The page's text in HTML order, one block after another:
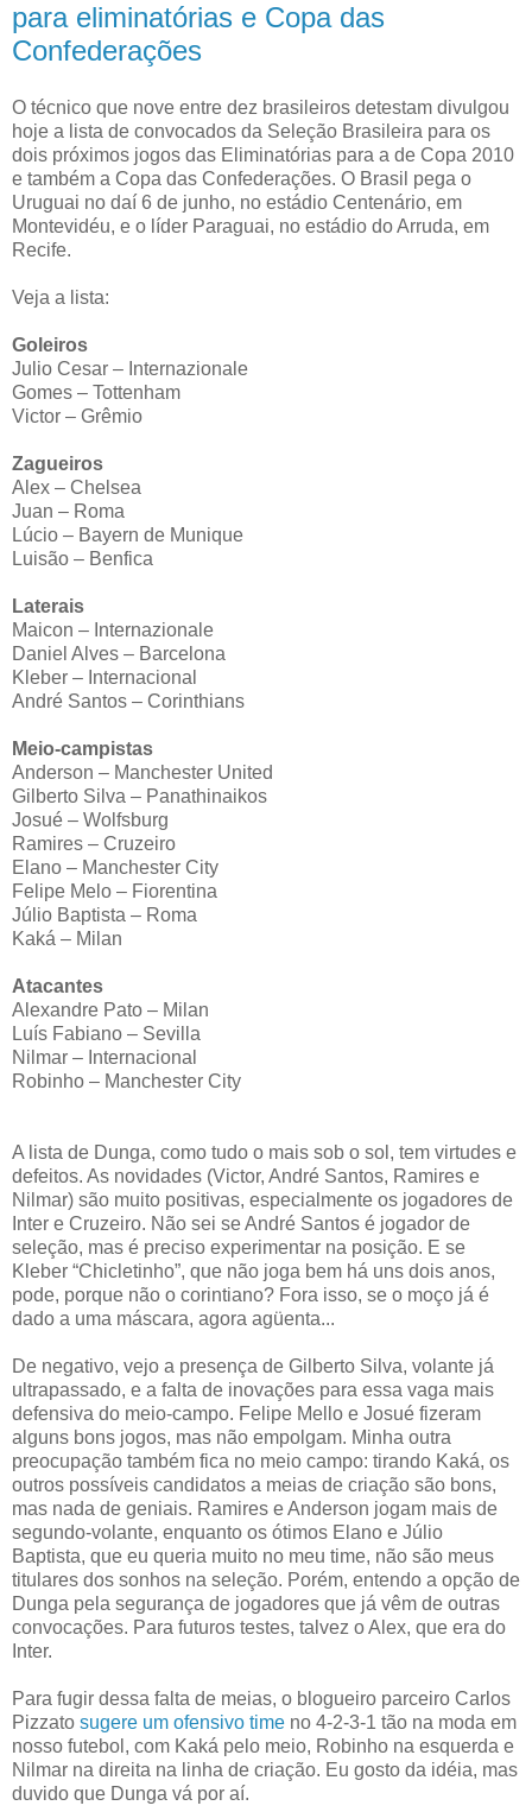
para eliminatórias e Copa das
Confederações
O técnico que nove entre dez brasileiros detestam divulgou
hoje a lista de convocados da Seleção Brasileira para os
dois próximos jogos das Eliminatórias para a de Copa 2010
e também a Copa das Confederações. O Brasil pega o
Uruguai no daí 6 de junho, no estádio Centenário, em
Montevidéu, e o líder Paraguai, no estádio do Arruda, em
Recife.
Veja a lista:
Goleiros
Julio Cesar – Internazionale
Gomes – Tottenham
Victor – Grêmio
Zagueiros
Alex – Chelsea
Juan – Roma
Lúcio – Bayern de Munique
Luisão – Benfica
Laterais
Maicon – Internazionale
Daniel Alves – Barcelona
Kleber – Internacional
André Santos – Corinthians
Meio-campistas
Anderson – Manchester United
Gilberto Silva – Panathinaikos
Josué – Wolfsburg
Ramires – Cruzeiro
Elano – Manchester City
Felipe Melo – Fiorentina
Júlio Baptista – Roma
Kaká – Milan
Atacantes
Alexandre Pato – Milan
Luís Fabiano – Sevilla
Nilmar – Internacional
Robinho – Manchester City
A lista de Dunga, como tudo o mais sob o sol, tem virtudes e
defeitos. As novidades (Victor, André Santos, Ramires e
Nilmar) são muito positivas, especialmente os jogadores de
Inter e Cruzeiro. Não sei se André Santos é jogador de
seleção, mas é preciso experimentar na posição. E se
Kleber “Chicletinho”, que não joga bem há uns dois anos,
pode, porque não o corintiano? Fora isso, se o moço já é
dado a uma máscara, agora agüenta...
De negativo, vejo a presença de Gilberto Silva, volante já
ultrapassado, e a falta de inovações para essa vaga mais
defensiva do meio-campo. Felipe Mello e Josué fizeram
alguns bons jogos, mas não empolgam. Minha outra
preocupação também fica no meio campo: tirando Kaká, os
outros possíveis candidatos a meias de criação são bons,
mas nada de geniais. Ramires e Anderson jogam mais de
segundo-volante, enquanto os ótimos Elano e Júlio
Baptista, que eu queria muito no meu time, não são meus
titulares dos sonhos na seleção. Porém, entendo a opção de
Dunga pela segurança de jogadores que já vêm de outras
convocações. Para futuros testes, talvez o Alex, que era do
Inter.
Para fugir dessa falta de meias, o blogueiro parceiro Carlos
Pizzato sugere um ofensivo time no 4-2-3-1 tão na moda em
nosso futebol, com Kaká pelo meio, Robinho na esquerda e
Nilmar na direita na linha de criação. Eu gosto da idéia, mas
duvido que Dunga vá por aí.